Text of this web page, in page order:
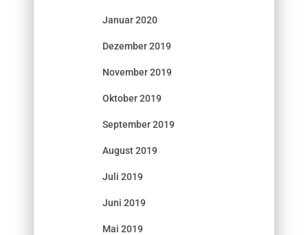
Januar 2020
Dezember 2019
November 2019
Oktober 2019
September 2019
August 2019
Juli 2019
Juni 2019
Mai 2019